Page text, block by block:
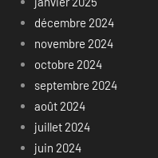
décembre 2024
novembre 2024
octobre 2024
septembre 2024
août 2024
juillet 2024
juin 2024